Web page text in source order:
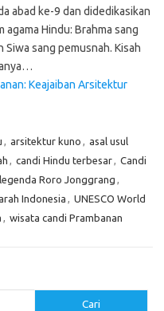
abad ke-9 dan didedikasikan
Hindu: Brahma sang
sang pemusnah. Kisah
Keajaiban Arsitektur
, arsitektur kuno , asal usul
, candi Hindu terbesar, Candi
legenda Roro Jonggrang ,
Indonesia , UNESCO World
, wisata candi Prambanan
Cari